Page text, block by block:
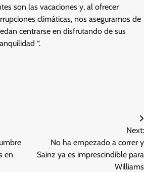
son las vacaciones y, al ofrecer
climáticas, nos aseguramos de
centrarse en disfrutando de sus
“.
en
Next:
No ha empezado a correr y
Sainz ya es imprescindible para
Williams